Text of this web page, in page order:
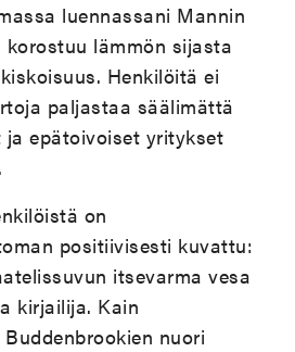
luennassani Mannin
lämmön sijasta
Henkilöitä ei
paljastaa säälimättä
ja epätoivoiset yritykset
on
positiivisesti kuvattu:
itsevarma vesa
kirjailija. Kain
nuori